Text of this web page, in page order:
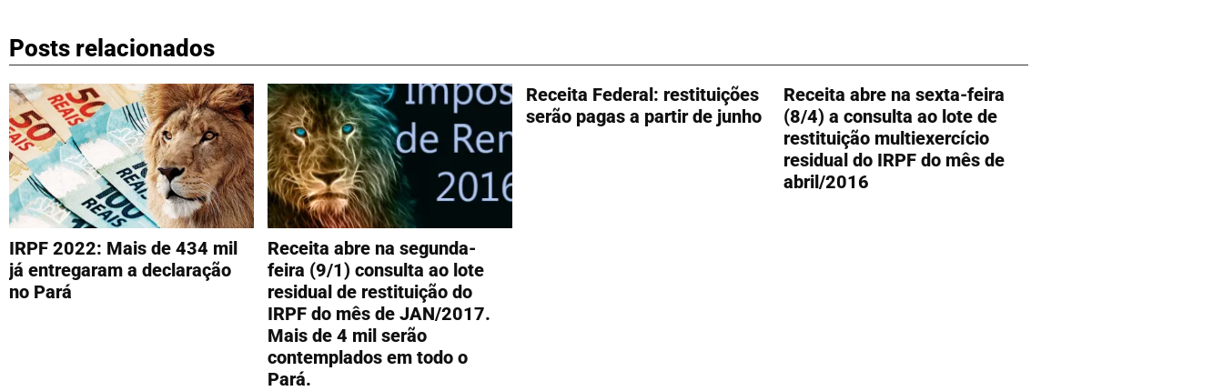
Posts relacionados
IRPF 2022: Mais de 434 mil
já entregaram a declaração
no Pará
Receita abre na segunda-
feira (9/1) consulta ao lote
residual de restituição do
IRPF do mês de JAN/2017.
Mais de 4 mil serão
contemplados em todo o
Pará.
Receita Federal: restituições
serão pagas a partir de junho
Receita abre na sexta-feira
(8/4) a consulta ao lote de
restituição multiexercício
residual do IRPF do mês de
abril/2016